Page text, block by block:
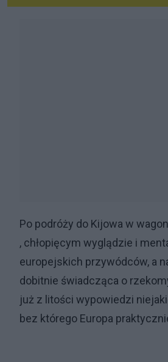
Po podróży do Kijowa w
, chłopięcym wyglądzie i
europejskich przywódców, a
dobitnie świadcząca o
już z litości wypowiedzi
bez którego Europa